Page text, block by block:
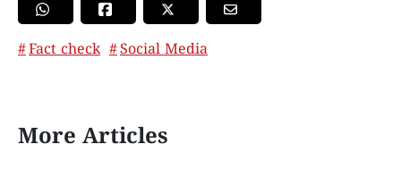
Fact check Social Media
More Articles